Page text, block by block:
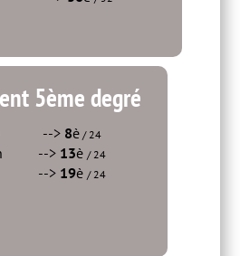
5ème degré
--> 8è / 24
--> 13è / 24
-->19è / 24